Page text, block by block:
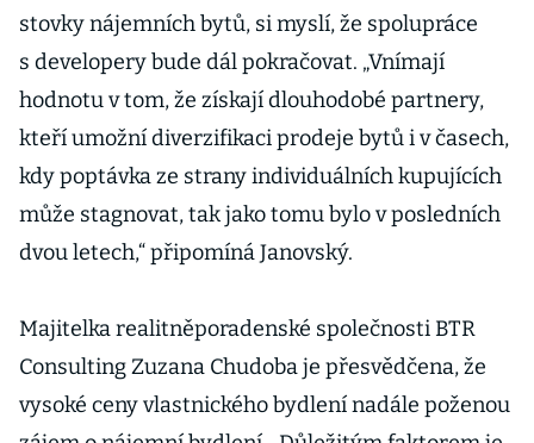
stovky nájemních bytů, si myslí, že spolupráce
s developery bude dál pokračovat. „Vnímají
hodnotu v tom, že získají dlouhodobé partnery,
kteří umožní diverzifikaci prodeje bytů i v časech,
kdy poptávka ze strany individuálních kupujících
může stagnovat, tak jako tomu bylo v posledních
dvou letech,“ připomíná Janovský.
Majitelka realitněporadenské společnosti BTR
Consulting Zuzana Chudoba je přesvědčena, že
vysoké ceny vlastnického bydlení nadále poženou